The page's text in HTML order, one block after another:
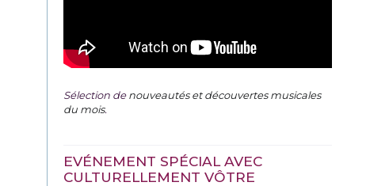
Sélection denouveautés et découvertes musicales
du mois.
EVÉNEMENT SPÉCIAL AVEC
CULTURELLEMENT VÔTRE